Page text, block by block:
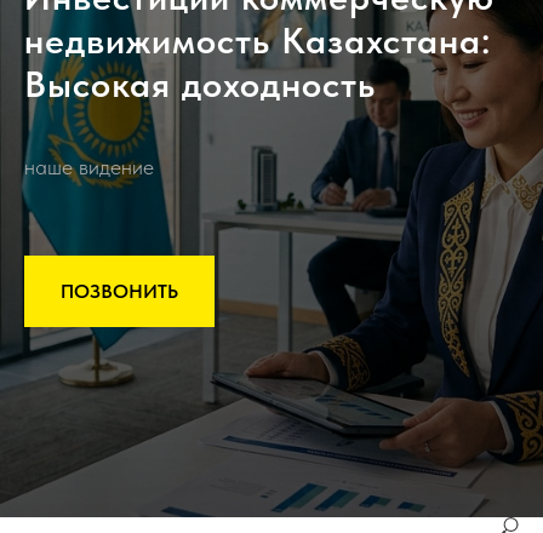
недвижимость Казахстана:
Высокая доходность
наше видение
ПОЗВОНИТЬ